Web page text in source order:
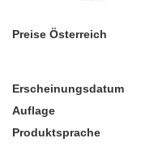
Preise Österreich
Erscheinungsdatum
Auflage
Produktsprache